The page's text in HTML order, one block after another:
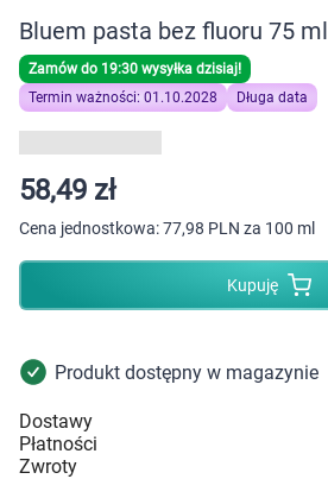
Zdrowie
Kobieta w ciąży i mama
Dziecko
Higiena
Kosmetyki
Mężczyzna
Zdrowy styl życia
Bluem pasta bez fluoru 75 ml
Zamów do 19:30 wysyłka dzisiaj!
Termin ważności: 01.10.2028
Długa data
58,49 zł
Cena jednostkowa:77,98 PLN za 100 ml
Kupuję
Produkt dostępny w magazynie
Dostawy
Płatności
Zwroty